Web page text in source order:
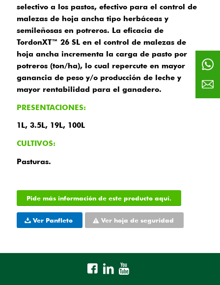
selectivo a los pastos, efectivo para el control de
malezas de hoja ancha tipo herbáceas y
semileñosas en potreros. La eficacia de
TordonXT™ 26 SL en el control de malezas de
hoja ancha incrementa la carga de pasto por
potreros (ton/ha), lo cual repercute en mayor
ganancia de peso y/o producción de leche y
mayor rentabilidad para el ganadero.
PRESENTACIONES:
1L, 3.5L, 19L, 100L
CULTIVOS:
Pasturas.
Pide más información de este producto aquí.
Ver Panfleto Ver hoja de seguridad